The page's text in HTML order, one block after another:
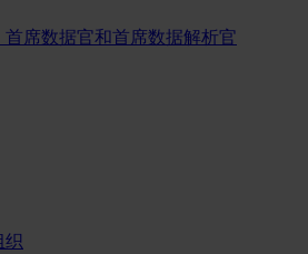
席数据官和首席数据解析官
织